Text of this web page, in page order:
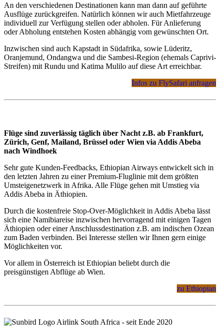
An den verschiedenen Destinationen kann man dann auf geführte
Ausflüge zurückgreifen. Natürlich können wir auch Mietfahrzeuge
individuell zur Verfügung stellen oder abholen. Für Anlieferung
oder Abholung entstehen Kosten abhängig vom gewünschten Ort.
Inzwischen sind auch Kapstadt in Südafrika, sowie Lüderitz,
Oranjemund, Ondangwa und die Sambesi-Region (ehemals Caprivi-
Streifen) mit Rundu und Katima Mulilo auf diese Art erreichbar.
Infos zu FlySafari anfragen
Flüge sind zuverlässig täglich über Nacht z.B. ab Frankfurt,
Zürich, Genf, Mailand, Brüssel oder Wien via Addis Abeba
nach Windhoek
Sehr gute Kunden-Feedbacks, Ethiopian Airways entwickelt sich in
den letzten Jahren zu einer Premium-Fluglinie mit dem größten
Umsteigenetzwerk in Afrika. Alle Flüge gehen mit Umstieg via
Addis Abeba in Äthiopien.
Durch die kostenfreie Stop-Over-Möglichkeit in Addis Abeba lässt
sich eine Namibiareise inzwischen hervorragend mit einigen Tagen
Äthiopien oder einer Anschlussdestination z.B. am indischen Ozean
zum Baden verbinden. Bei Interesse stellen wir Ihnen gern einige
Möglichkeiten vor.
Vor allem in Österreich ist Ethiopian beliebt durch die
preisgünstigen Abflüge ab Wien.
zu Ethiopian